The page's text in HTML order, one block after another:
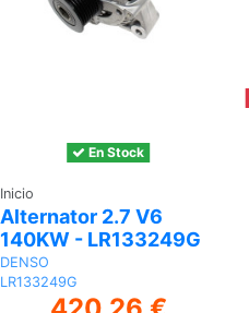
En Stock
Inicio
Alternator 2.7 V6
140KW - LR133249G
DENSO
LR133249G